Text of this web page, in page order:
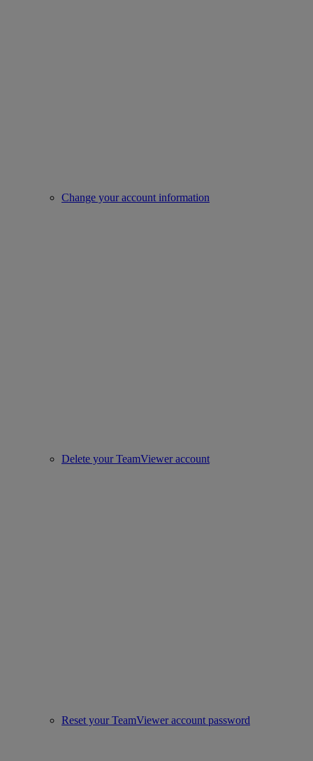
Change your account information
Delete your TeamViewer account
Reset your TeamViewer account password